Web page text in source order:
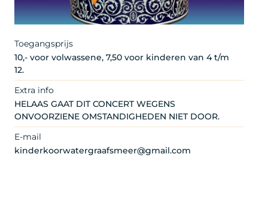
Toegangsprijs
10,- voor volwassene, 7,50 voor kinderen van 4 t/m
12.
Extra info
HELAAS GAAT DIT CONCERT WEGENS
ONVOORZIENE OMSTANDIGHEDEN NIET DOOR.
E-mail
kinderkoorwatergraafsmeer@gmail.com